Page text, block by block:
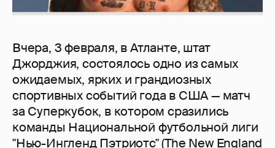
Вчера, 3 февраля, в Атланте, штат
Джорджия, состоялось одно из самых
ожидаемых, ярких и грандиозных
спортивных событий года в США — матч
за Суперкубок, в котором сразились
команды Национальной футбольной лиги
"Нью-Ингленд Пэтриотс" (The New England